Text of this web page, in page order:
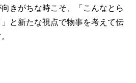
きがちな時こそ、「こんなとら
と新たな視点で物事を考えて伝